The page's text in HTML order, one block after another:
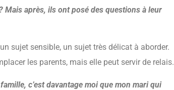
Mais après, ils ont posé des questions à leur
sujet sensible, un sujet très délicat à aborder.
les parents, mais elle peut servir de relais.
c’est davantage moi que mon mari qui